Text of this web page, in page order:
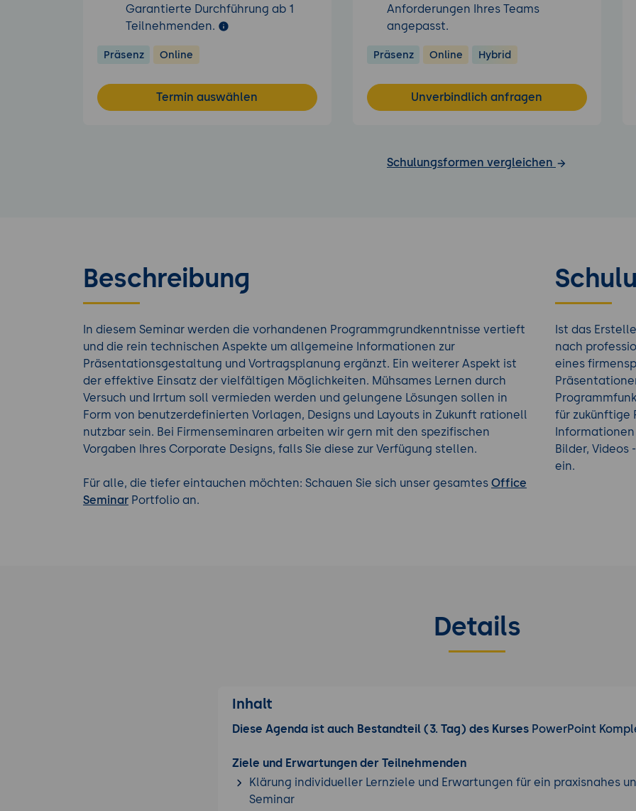
Garantierte Durchführung ab 1
Teilnehmenden.
Präsenz Online
Termin auswählen
Anforderungen Ihres Teams
angepasst.
Präsenz Online Hybrid
Unverbindlich anfragen
Schulungsformen vergleichen
Beschreibung
In diesem Seminar werden die vorhandenen Programmgrundkenntnisse vertieft
und die rein technischen Aspekte um allgemeine Informationen zur
Präsentationsgestaltung und Vortragsplanung ergänzt. Ein weiterer Aspekt ist
der effektive Einsatz der vielfältigen Möglichkeiten. Mühsames Lernen durch
Versuch und Irrtum soll vermieden werden und gelungene Lösungen sollen in
Form von benutzerdefinierten Vorlagen, Designs und Layouts in Zukunft rationell
nutzbar sein. Bei Firmenseminaren arbeiten wir gern mit den spezifischen
Vorgaben Ihres Corporate Designs, falls Sie diese zur Verfügung stellen.
Für alle, die tiefer eintauchen möchten: Schauen Sie sich unser gesamtes Office
Seminar Portfolio an.
Ist das
nach
eines
für zukünftige
Informationen
Bilder, Videos
ein.
Details
Inhalt
Diese Agenda ist auch Bestandteil (3. Tag) des Kurses PowerPoint
Ziele und Erwartungen der Teilnehmenden
Klärung individueller Lernziele und Erwartungen für ein praxisnahes
Seminar